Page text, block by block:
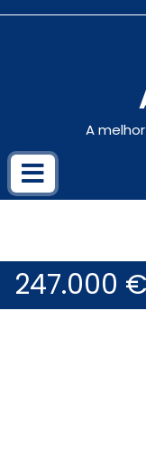
A
247.000 €